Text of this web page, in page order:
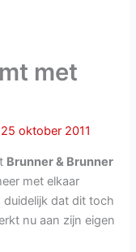
met
25 oktober 2011
Brunner & Brunner
met elkaar
dat dit toch
nu aan zijn eigen